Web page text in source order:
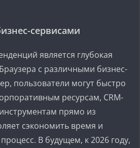
сервисами
является глубокая
с различными бизнес-
пользователи могут быстро
ресурсам, CRM-
прямо из
сэкономить время и
В будущем, к 2026 году,